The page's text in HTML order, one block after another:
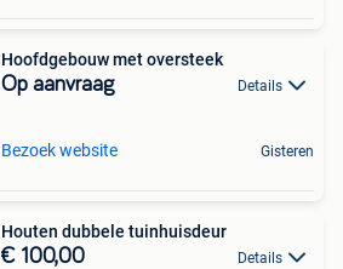
Hoofdgebouw met oversteek
Op aanvraag Details
Bezoek website Gisteren
Houten dubbele tuinhuisdeur
€ 100,00 Details